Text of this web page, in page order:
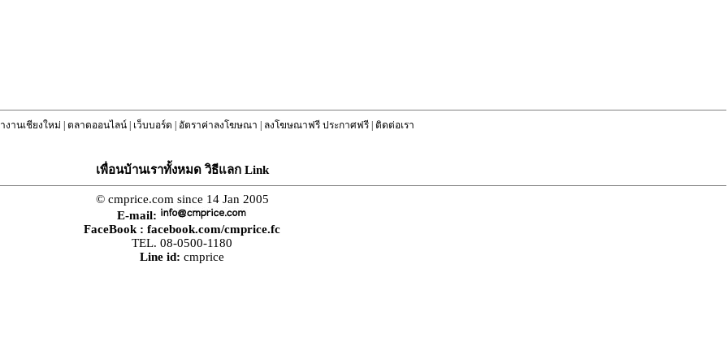
งานเชียงใหม่ | ตลาดออนไลน์| เว็บบอร์ด | อัตราค่าลงโฆษณา | ลงโฆษณาฟรี ประกาศฟรี| ติดต่อเรา
เพื่อนบ้านเราทั้งหมด วิธีแลก Link
© cmprice.com since 14 Jan 2005
E-mail:
FaceBook : facebook.com/cmprice.fc
TEL. 08-0500-1180
Line id: cmprice